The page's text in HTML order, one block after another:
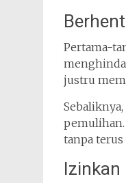
Pertama-
justru
tanpa terus
Izinkan